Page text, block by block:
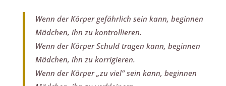
Wenn der Körper gefährlich sein kann, beginnen
Mädchen, ihn zu kontrollieren.
Wenn der Körper Schuld tragen kann, beginnen
Mädchen, ihn zu korrigieren.
Wenn der Körper „zu viel“ sein kann, beginnen